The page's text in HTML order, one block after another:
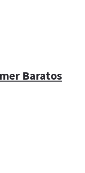
Baratos